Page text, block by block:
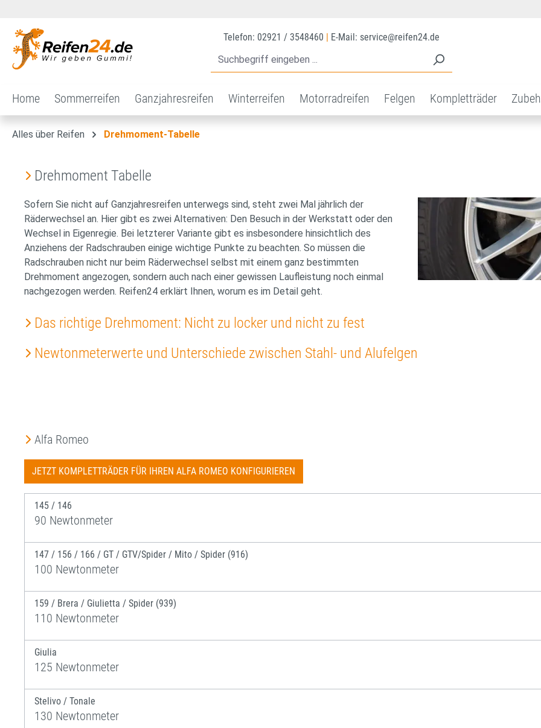
Telefon: 02921 / 3548460 E-Mail: service@reifen24.de
Home Sommerreifen Ganzjahresreifen Winterreifen Motorradreifen Felgen Kompletträder
Alles über Reifen Drehmoment-Tabelle
Drehmoment Tabelle
Sofern Sie nicht auf Ganzjahresreifen unterwegs sind, steht zwei Mal jährlich der
Räderwechsel an. Hier gibt es zwei Alternativen: Den Besuch in der Werkstatt oder den
Wechsel in Eigenregie. Bei letzterer Variante gibt es insbesondere hinsichtlich des
Anziehens der Radschrauben einige wichtige Punkte zu beachten. So müssen die
Radschrauben nicht nur beim Räderwechsel selbst mit einem ganz bestimmten
Drehmoment angezogen, sondern auch nach einer gewissen Laufleistung noch einmal
nachgezogen werden. Reifen24 erklärt Ihnen, worum es im Detail geht.
Das richtige Drehmoment: Nicht zu locker und nicht zu fest
Newtonmeterwerte und Unterschiede zwischen Stahl- und Alufelgen
Alfa Romeo
JETZT KOMPLETTRÄDER FÜR IHREN ALFA ROMEO KONFIGURIEREN
145 / 146
90 Newtonmeter
147 / 156 / 166 / GT / GTV/Spider / Mito / Spider (916)
100 Newtonmeter
159 / Brera / Giulietta / Spider (939)
110 Newtonmeter
Giulia
125 Newtonmeter
Stelivo / Tonale
130 Newtonmeter